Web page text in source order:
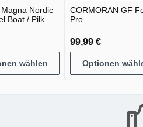
Magna Nordic
Boat / Pilk
wählen
CORMORAN GF
Pro
99,99 €
Optionen